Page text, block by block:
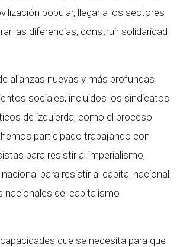
popular, llegar a los sectores
las diferencias, construir solidaridad
alianzas nuevas y más profundas
sociales, incluidos los sindicatos
de izquierda, como el proceso
hemos participado trabajando con
para resistir al imperialismo,
para resistir al capital nacional
nacionales del capitalismo
que se necesita para que